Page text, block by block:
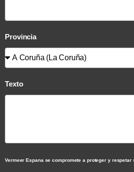
Provincia
Texto
Vermeer Espana se compromete a proteger y